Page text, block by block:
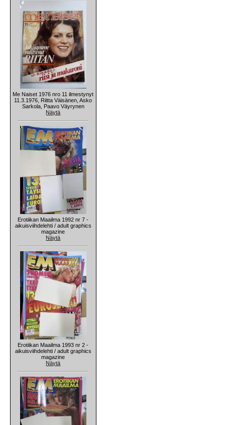
Me Naiset 1976 nro 11 ilmestynyt
11.3.1976, Riitta Väisänen, Asko
Sarkola, Paavo Väyrynen
Näytä
Erotiikan Maailma 1992 nr 7 -
aikuisviihdelehti / adult graphics
magazine
Näytä
Erotiikan Maailma 1993 nr 2 -
aikuisviihdelehti / adult graphics
magazine
Näytä